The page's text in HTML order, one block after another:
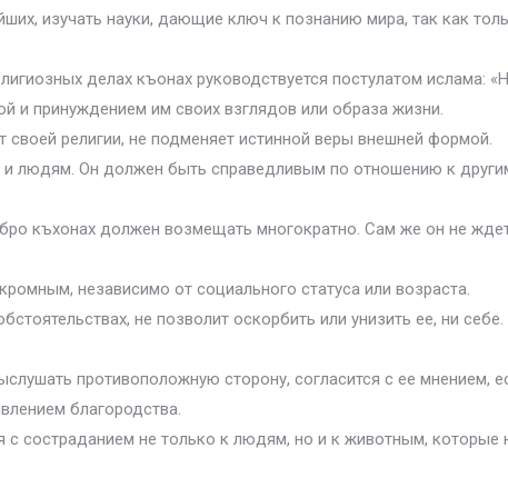
изучать науки, дающие ключ к познанию мира, так как
делах къонах руководствуется постулатом ислама:
и принуждением им своих взглядов или образа жизни.
религии, не подменяет истинной веры внешней формой.
людям. Он должен быть справедливым по отношению к
къхонах должен возмещать многократно. Сам же он не
независимо от социального статуса или возраста.
не позволит оскорбить или унизить ее, ни
противоположную сторону, согласится с ее мнением,
благородства.
не только к людям, но и к животным, которые